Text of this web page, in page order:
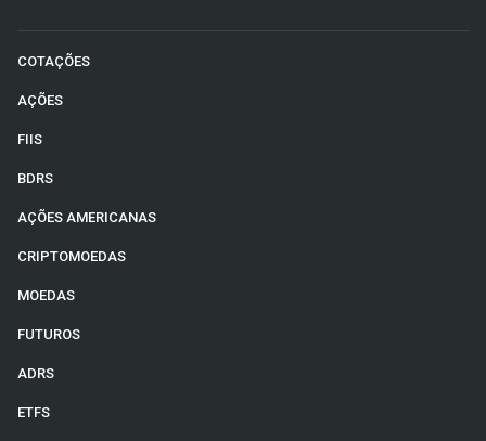
COTAÇÕES
AÇÕES
FIIS
BDRS
AÇÕES AMERICANAS
CRIPTOMOEDAS
MOEDAS
FUTUROS
ADRS
ETFS